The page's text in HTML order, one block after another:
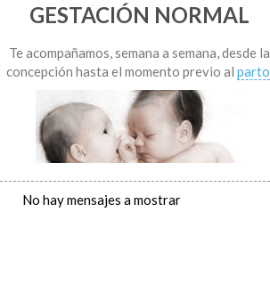
GESTACIÓN NORMAL
Te acompañamos, semana a semana, desde la
concepción hasta el momento previo al parto
No hay mensajes a mostrar